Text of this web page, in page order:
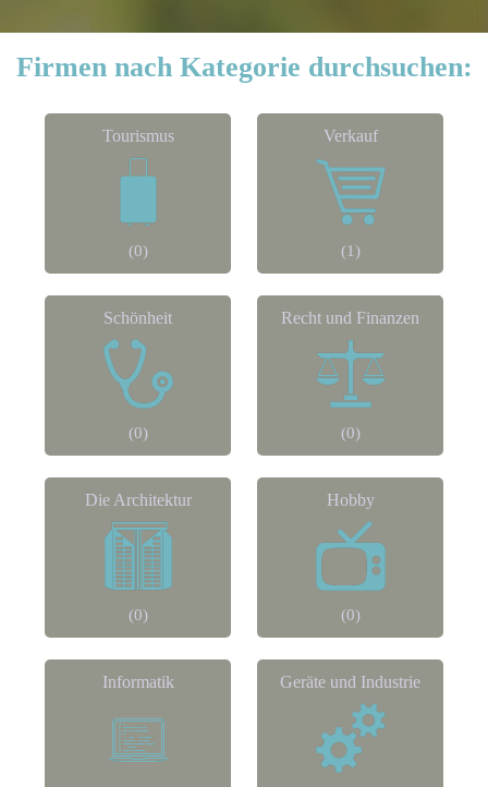
Firmen nach Kategorie durchsuchen:
Tourismus
(0)
Verkauf
(1)
Schönheit
(0)
Recht und Finanzen
(0)
Die Architektur
(0)
Hobby
(0)
Informatik Geräte und Industrie